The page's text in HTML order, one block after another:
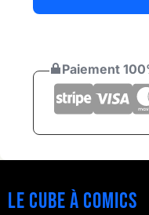
Paiement
Le cube à comics